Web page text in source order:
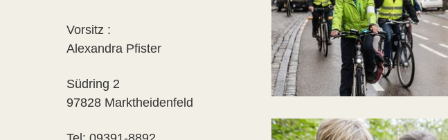
Vorsitz :
Alexandra Pfister
Südring 2
97828 Marktheidenfeld